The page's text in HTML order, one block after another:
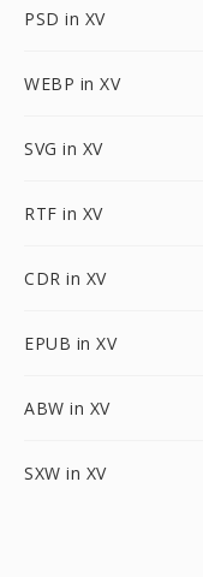
PSD in XV
WEBP in XV
SVG in XV
RTF in XV
CDR in XV
EPUB in XV
ABW in XV
SXW in XV